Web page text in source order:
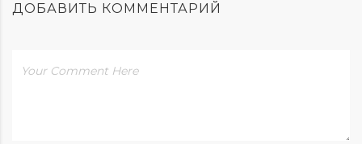
ДОБАВИТЬ КОММЕНТАРИЙ